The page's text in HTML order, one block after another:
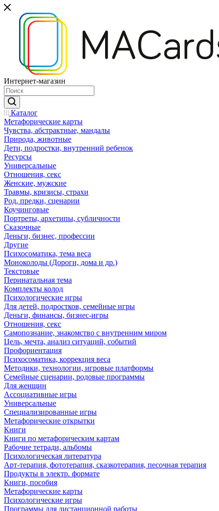
Интернет-магазин
Каталог
Mетафорические карты
Чувства, абстрактные, мандалы
Природа, животные
Дети, подростки, внутренний ребенок
Ресурсы
Универсальные
Отношения, секс
Женские, мужские
Травмы, кризисы, страхи
Род, предки, сценарии
Коучинговые
Портреты, архетипы, субличности
Сказочные
Деньги, бизнес, профессии
Другие
Психосоматика, тема веса
Моноколоды (Дороги, дома и др.)
Текстовые
Перинатальная тема
Комплекты колод
Психологические игры
Для детей, подростков, семейные игры
Деньги, финансы, бизнес-игры
Отношения, секс
Самопознание, знакомство с внутренним миром
Цель, мечта, анализ ситуаций, событий
Профориентация
Психосоматика, коррекция веса
Методики, технологии, игровые платформы
Семейные сценарии, родовые программы
Для женщин
Ассоциативные игры
Универсальные
Специализированные игры
Метафорические открытки
Книги
Книги по метафорическим картам
Рабочие тетради, альбомы
Психологическая литература
Арт-терапия, фототерапия, сказкотерапия, песочная терапия
Продукты в электр. формате
Книги, пособия
Метафорические карты
Психологические игры
Программы для дистанционной работы